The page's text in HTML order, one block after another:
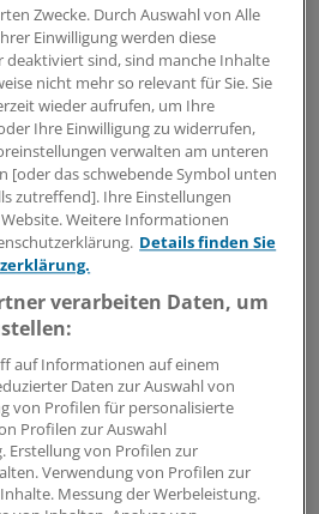
genommen?
in ein Krankenhaus gebracht
hätten sich teils in einem
„Bei allen Fällen soll die
Tod der Patienten zumindest
haben und ihr soll auch
dass sich der Zustand der
verändern
Zwecke. Durch Auswahl von Alle
Einwilligung werden diese
deaktiviert sind, sind manche Inhalte
nicht mehr so relevant für Sie. Sie
wieder aufrufen, um Ihre
Ihre Einwilligung zu widerrufen,
verwalten am unteren
[oder das schwebende Symbol unten
zutreffend]. Ihre Einstellungen
Weitere Informationen
Details finden Sie
verarbeiten Daten, um
auf Informationen auf einem
Daten zur Auswahl von
von Profilen für personalisierte
Profilen zur Auswahl
Erstellung von Profilen zur
Verwendung von Profilen zur
Messung der Werbeleistung.